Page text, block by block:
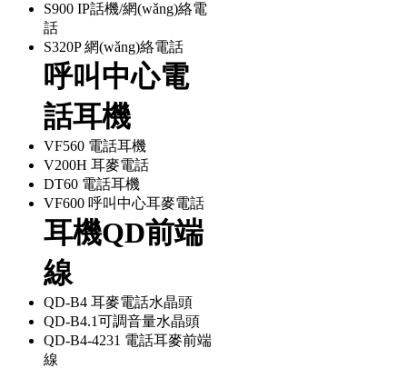
S900 IP話機/網(wǎng)絡電
話
S320P 網(wǎng)絡電話
呼叫中心電
話耳機
VF560 電話耳機
V200H 耳麥電話
DT60 電話耳機
VF600 呼叫中心耳麥電話
耳機QD前端
線
QD-B4 耳麥電話水晶頭
QD-B4.1可調音量水晶頭
QD-B4-4231 電話耳麥前端
線